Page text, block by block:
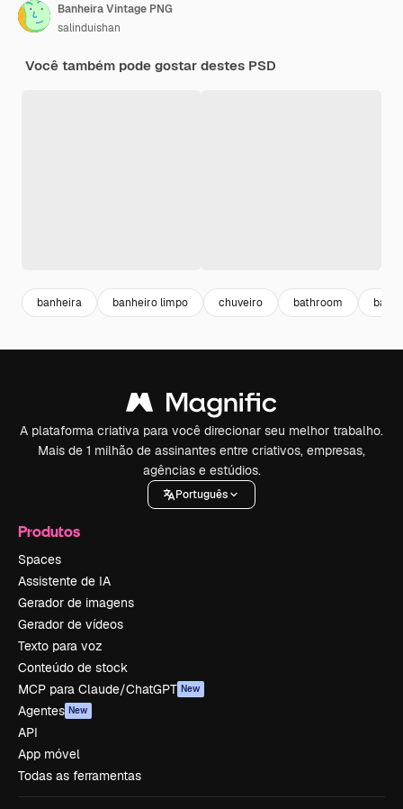
Banheira Vintage PNG
salinduishan
Você também pode gostar destes PSD
banheira banheiro limpo chuveiro bathroom
A plataforma criativa para você direcionar seu melhor trabalho.
Mais de 1 milhão de assinantes entre criativos, empresas,
agências e estúdios.
Português
Produtos
Spaces
Assistente de IA
Gerador de imagens
Gerador de vídeos
Texto para voz
Conteúdo de stock
MCP para Claude/ChatGPT New
Agentes New
API
App móvel
Todas as ferramentas